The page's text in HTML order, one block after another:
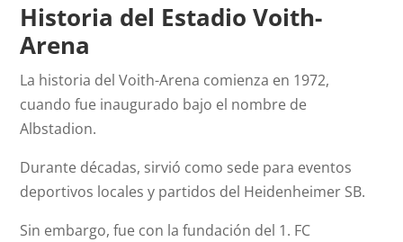
Historia del Estadio Voith-
Arena
La historia del Voith-Arena comienza en 1972,
cuando fue inaugurado bajo el nombre de
Albstadion.
Durante décadas, sirvió como sede para eventos
deportivos locales y partidos del Heidenheimer SB.
Sin embargo, fue con la fundación del 1. FC